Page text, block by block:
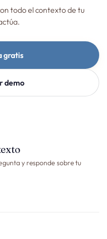
todo el contexto de tu
gratis
demo
y responde sobre tu